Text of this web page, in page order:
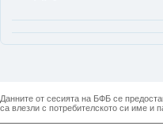
Данните от сесията на БФБ се
са влезли с потребителското си име и